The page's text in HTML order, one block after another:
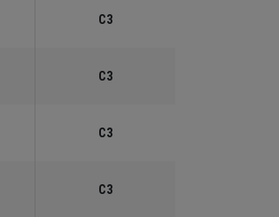
C3
C3
C3
C3